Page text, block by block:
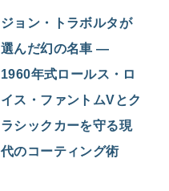
ジョン・トラボルタが
選んだ幻の名車 ―
1960年式ロールス・ロ
イス・ファントムVとク
ラシックカーを守る現
代のコーティング術